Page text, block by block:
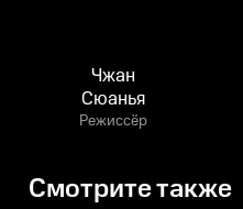
Чжан
Сюанья
Режиссёр
Смотрите также